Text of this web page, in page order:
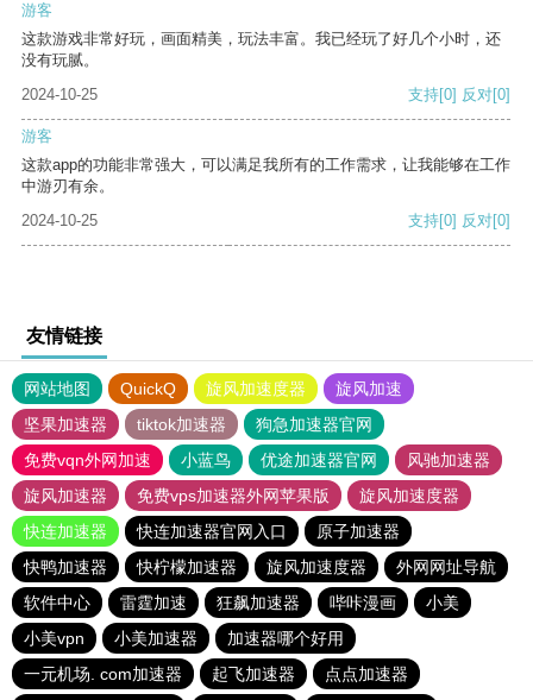
游客
这款游戏非常好玩，画面精美，玩法丰富。我已经玩了好几个小时，还
没有玩腻。
2024-10-25
支持[0] 反对[0]
游客
这款app的功能非常强大，可以满足我所有的工作需求，让我能够在工作
中游刃有余。
2024-10-25
支持[0] 反对[0]
友情链接
网站地图 QuickQ 旋风加速度器
旋风加速
坚果加速器
tiktok加速器
狗急加速器官网
免费vqn外网加速
小蓝鸟 优途加速器官网
风驰加速器
旋风加速器
免费vps加速器外网苹果版
旋风加速度器
快连加速器
快连加速器官网入口
原子加速器
快鸭加速器
快柠檬加速器 旋风加速度器
外网网址导航
软件中心
雷霆加速 狂飙加速器 哔咔漫画
小美
小美vpn
小美加速器
加速器哪个好用
一元机场. com加速器
起飞加速器 点点加速器